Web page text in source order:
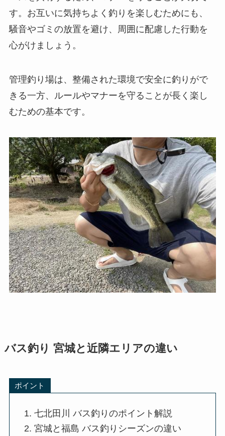
す。お互いに気持ちよく釣りを楽しむためにも、
騒音やゴミの放置を避け、周囲に配慮した行動を
心がけましょう。
管理釣り場は、整備された環境で安全に釣りがで
きる一方、ルールやマナーを守ることが長く楽し
むための基本です。
バス釣り 宮城と近隣エリアの違い
ポイント
七北田川 バス釣りのポイント解説
宮城と福島 バス釣りシーズンの違い